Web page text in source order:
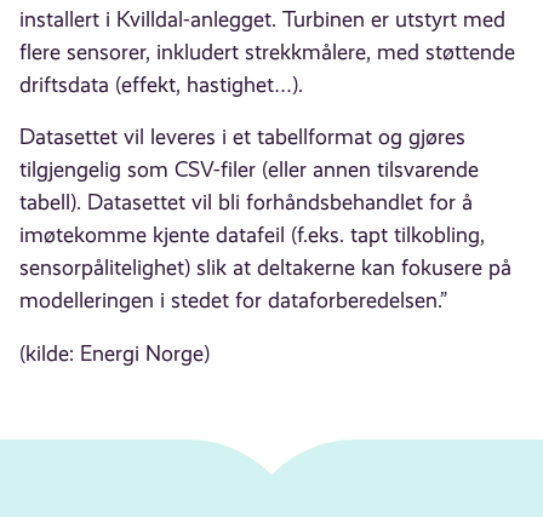
installert i Kvilldal-anlegget. Turbinen er utstyrt med
flere sensorer, inkludert strekkmålere, med støttende
driftsdata (effekt, hastighet…).
Datasettet vil leveres i et tabellformat og gjøres
tilgjengelig som CSV-filer (eller annen tilsvarende
tabell). Datasettet vil bli forhåndsbehandlet for å
imøtekomme kjente datafeil (f.eks. tapt tilkobling,
sensorpålitelighet) slik at deltakerne kan fokusere på
modelleringen i stedet for dataforberedelsen.”
(kilde: Energi Norge)